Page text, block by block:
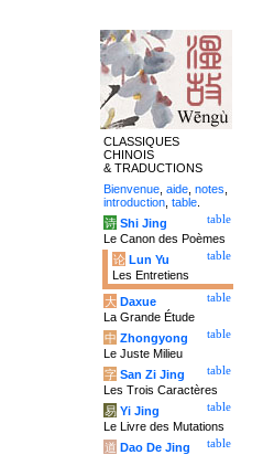
CLASSIQUES
CHINOIS
& TRADUCTIONS
Bienvenue aide notes
introduction table
table
诗 Shi Jing
Le Canon des Poèmes
table
论 Lun Yu
Les Entretiens
table
大 Daxue
La Grande Étude
table
中 Zhongyong
Le Juste Milieu
table
字 San Zi Jing
Les Trois Caractères
table
易 Yi Jing
Le Livre des Mutations
table
道 Dao De Jing